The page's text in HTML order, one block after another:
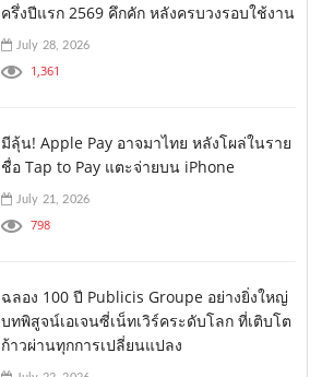
ครึ่งปีแรก 2569 คึกคัก หลังครบวงรอบใช้งาน
July 28, 2026
1,361
มีลุ้น! Apple Pay อาจมาไทย หลังโผล่ในราย
ชื่อ Tap to Pay แตะจ่ายบน iPhone
July 21, 2026
798
ฉลอง 100 ปี Publicis Groupe อย่างยิ่งใหญ่
บทพิสูจน์เอเจนซี่เน็ทเวิร์คระดับโลก ที่เติบโต
ก้าวผ่านทุกการเปลี่ยนแปลง